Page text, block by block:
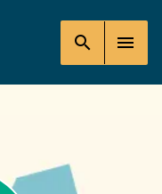
search menu